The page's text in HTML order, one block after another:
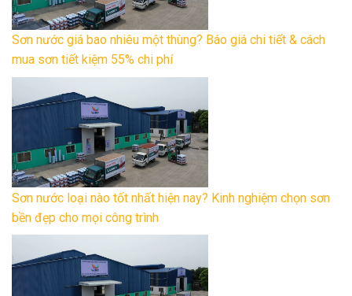
Sơn nước giá bao nhiêu một thùng? Báo giá chi tiết & cách
mua sơn tiết kiệm 55% chi phí
Sơn nước loại nào tốt nhất hiện nay? Kinh nghiệm chọn sơn
bền đẹp cho mọi công trình